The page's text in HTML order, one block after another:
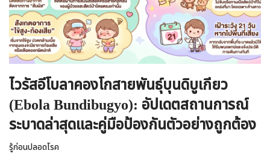
ไวรัสอีโบลาคองโกสายพันธุ์บุนดิบูเกียว
(Ebola Bundibugyo): อัปเดตสถานการณ์
ระบาดล่าสุดและคู่มือป้องกันตัวอย่างถูกต้อง
รู้ก่อนปลอดโรค